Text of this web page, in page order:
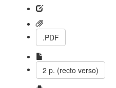
.PDF
2 p. (recto verso)